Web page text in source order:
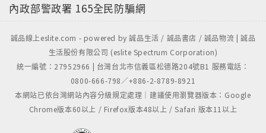
語從頭學》系列叢書勢必能讓你與外國人交談時分分秒
內政部警政署 165全民防騙網
誠品線上eslite.com - powered by 誠品生活 / 誠品書店 / 誠品物流 | 誠品
生活股份有限公司 (eslite Spectrum Corporation)
統一編號：27952966 | 台灣台北市信義區松德路204號B1 服務電話：
0800-666-798／+886-2-8789-8921
本網站已依台灣網站內容分級規定處理｜建議使用瀏覽器版本：Google
Chrome版本60以上 / Firefox版本48以上 / Safari 版本11以上